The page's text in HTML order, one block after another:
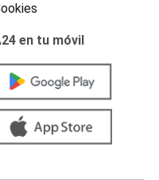
en tu móvil